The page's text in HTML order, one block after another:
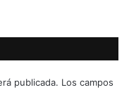
publicada. Los campos